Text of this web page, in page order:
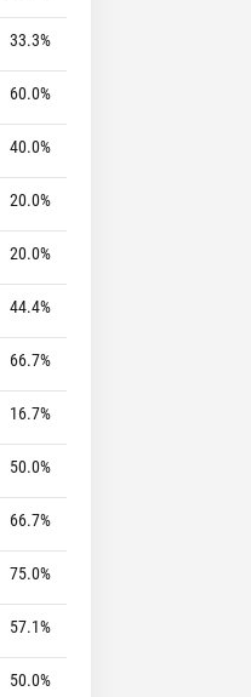
33.3%
60.0%
40.0%
20.0%
20.0%
44.4%
66.7%
16.7%
50.0%
66.7%
75.0%
57.1%
50.0%